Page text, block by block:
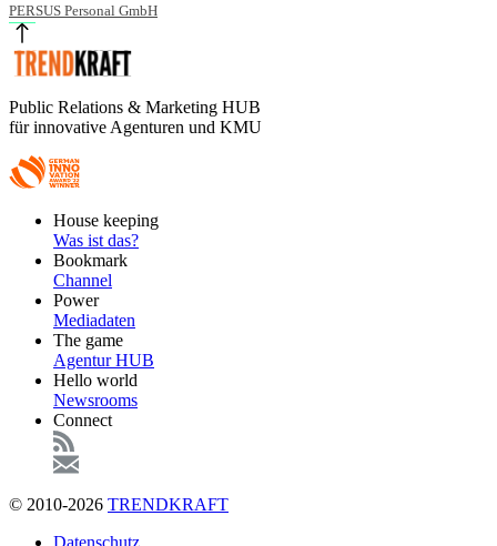
PERSUS Personal GmbH
Public Relations & Marketing HUB
für innovative Agenturen und KMU
FooterHouse keeping
Was ist das?
Bookmark
Channel
Power
Mediadaten
The game
Agentur HUB
Hello world
Newsrooms
Connect
© 2010-2026 TRENDKRAFT
FußzeileDatenschutz